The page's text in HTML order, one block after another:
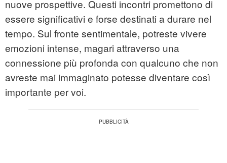
nuove prospettive. Questi incontri promettono di
essere significativi e forse destinati a durare nel
tempo. Sul fronte sentimentale, potreste vivere
emozioni intense, magari attraverso una
connessione più profonda con qualcuno che non
avreste mai immaginato potesse diventare così
importante per voi.